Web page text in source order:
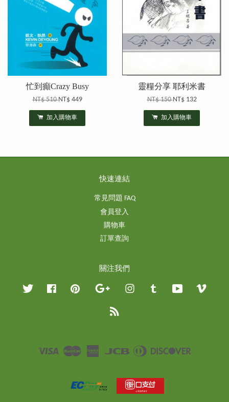
忙到癲Crazy Busy
NT$ 510NT$ 449
加入購物車
靈糧分享 耶利米書
NT$ 150NT$ 132
加入購物車
快速連結
常見問題 FAQ
會員登入
購物車
訂單查詢
關注我們
Twitter Facebook Pinterest Google InstagramTumblr YouTube
Visa Master
American
JCB
Diners